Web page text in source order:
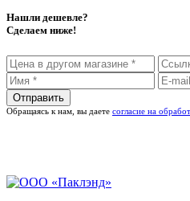
Нашли дешевле?
Сделаем ниже!
Обращаясь к нам, вы даете согласие на